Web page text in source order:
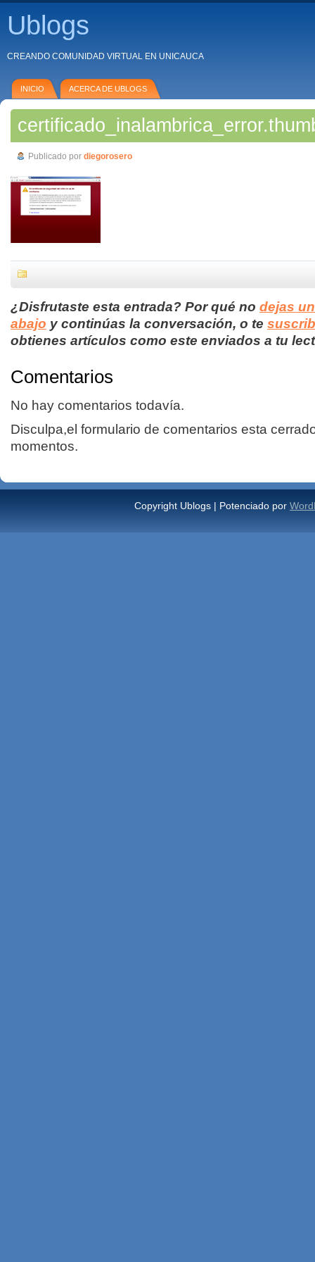
Ublogs
CREANDO COMUNIDAD VIRTUAL EN UNICAUCA
INICIO ACERCA DE UBLOGS
Publicado por diegorosero
¿Disfrutaste esta entrada? Por qué no dejas
abajo y continúas la conversación, o te
obtienes artículos como este enviados a tu
Comentarios
No hay comentarios todavía.
Disculpa,el formulario de comentarios esta
momentos.
Copyright Ublogs | Potenciado por